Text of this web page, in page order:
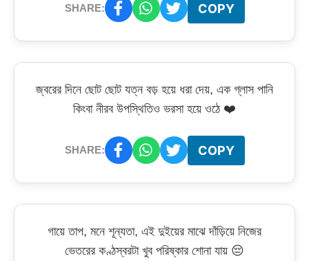
SHARE: COPY
জ্বরের দিনে ছোট ছোট যত্ন বড় হয়ে ধরা দেয়, এক গ্লাস পানি
কিংবা নীরব উপস্থিতিও ভরসা হয়ে ওঠে ❤️
SHARE: COPY
গায়ে তাপ, মনে শূন্যতা, এই দুইয়ের মাঝে দাঁড়িয়ে নিজের
ভেতরের কণ্ঠস্বরটা খুব পরিষ্কার শোনা যায় 😔